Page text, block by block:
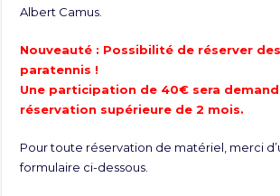
Albert Camus.
Nouveauté : Possibilité de réserver
paratennis !
Une participation de 40€ sera
réservation supérieure de 2 mois.
Pour toute réservation de matériel, merci
formulaire ci-dessous.